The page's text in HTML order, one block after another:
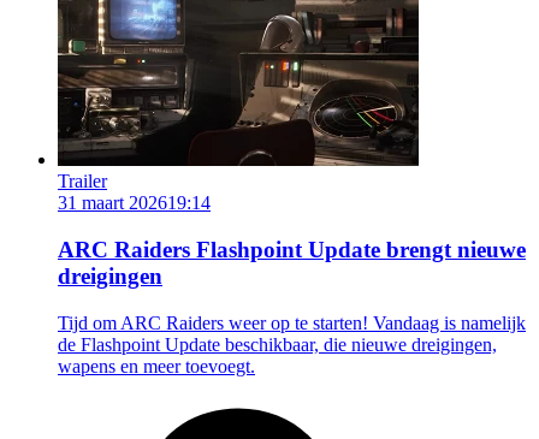
Trailer
31 maart 202619:14
ARC Raiders Flashpoint Update brengt nieuwe
dreigingen
Tijd om ARC Raiders weer op te starten! Vandaag is namelijk
de Flashpoint Update beschikbaar, die nieuwe dreigingen,
wapens en meer toevoegt.